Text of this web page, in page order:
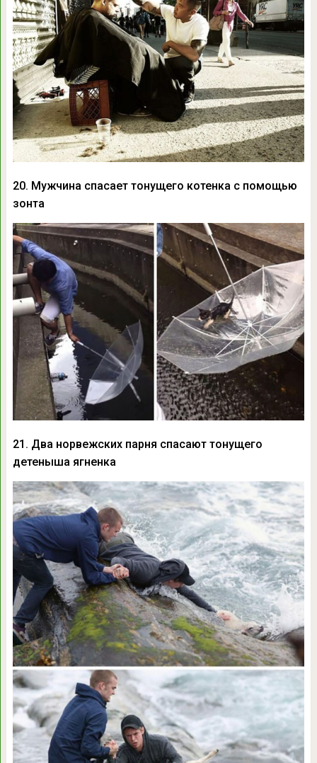
20. Мужчина спасает тонущего котенка с помощью
зонта
21. Два норвежских парня спасают тонущего
детеныша ягненка